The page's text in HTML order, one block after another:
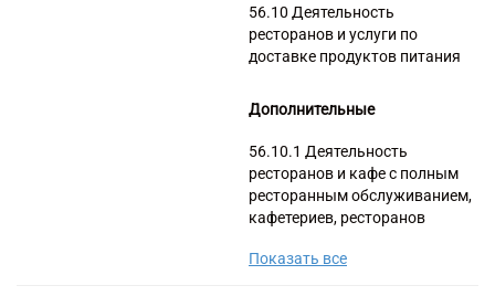
56.10 Деятельность
ресторанов и услуги по
доставке продуктов питания
Дополнительные
56.10.1 Деятельность
ресторанов и кафе с полным
ресторанным обслуживанием,
кафетериев, ресторанов
самообслуживания
Показать все